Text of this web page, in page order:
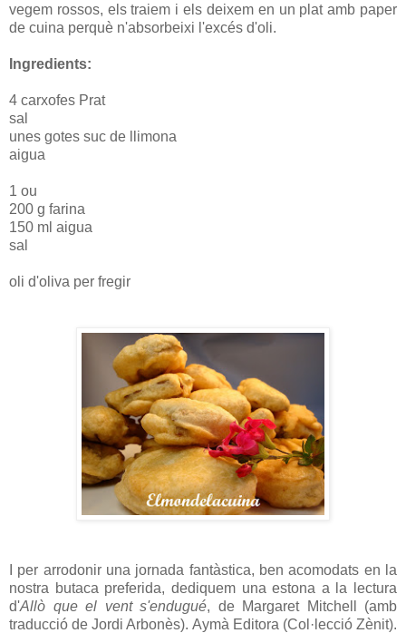
vegem rossos, els traiem i els deixem en un plat amb paper
de cuina perquè n'absorbeixi l'excés d'oli.
Ingredients:
4 carxofes Prat
sal
unes gotes suc de llimona
aigua
1 ou
200 g farina
150 ml aigua
sal
oli d'oliva per fregir
I per arrodonir una jornada fantàstica, ben acomodats en la
nostra butaca preferida, dediquem una estona a la lectura
d'Allò que el vent s'endugué, de Margaret Mitchell (amb
traducció de Jordi Arbonès). Aymà Editora (Col·lecció Zènit).